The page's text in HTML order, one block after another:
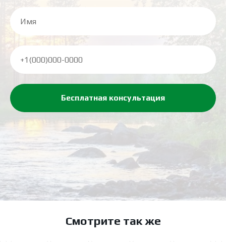
Бесплатная консультация
Смотрите так же